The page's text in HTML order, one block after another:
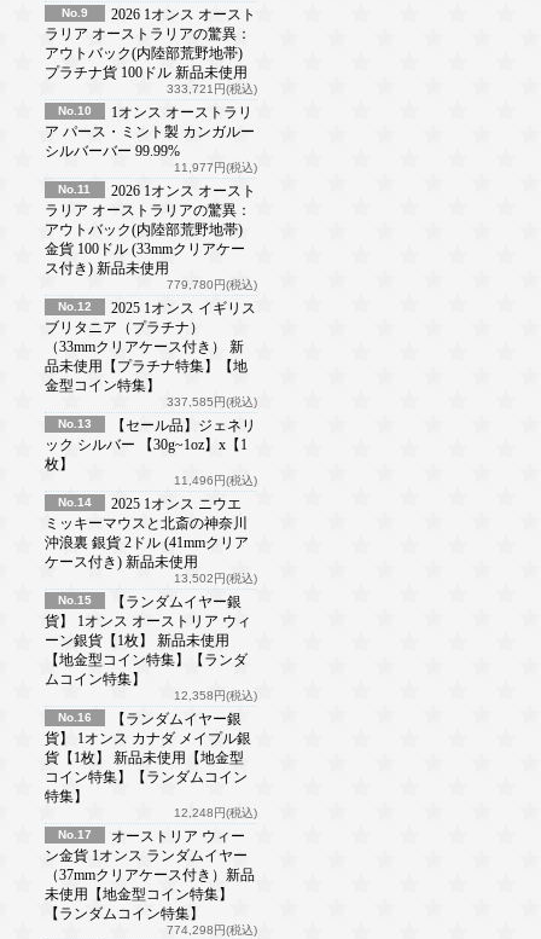
No.9
2026 1オンス オースト
ラリア オーストラリアの驚異：
アウトバック(内陸部荒野地帯)
プラチナ貨 100ドル 新品未使用
333,721円(税込)
No.10
1オンス オーストラリ
ア パース・ミント製 カンガルー
シルバーバー 99.99%
11,977円(税込)
No.11
2026 1オンス オースト
ラリア オーストラリアの驚異：
アウトバック(内陸部荒野地帯)
金貨 100ドル (33mmクリアケー
ス付き) 新品未使用
779,780円(税込)
No.12
2025 1オンス イギリス
ブリタニア（プラチナ）
（33mmクリアケース付き） 新
品未使用【プラチナ特集】【地
金型コイン特集】
337,585円(税込)
No.13
【セール品】ジェネリ
ック シルバー 【30g~1oz】x【1
枚】
11,496円(税込)
No.14
2025 1オンス ニウエ
ミッキーマウスと北斎の神奈川
沖浪裏 銀貨 2ドル (41mmクリア
ケース付き) 新品未使用
13,502円(税込)
No.15
【ランダムイヤー銀
貨】 1オンス オーストリア ウィ
ーン銀貨【1枚】 新品未使用
【地金型コイン特集】【ランダ
ムコイン特集】
12,358円(税込)
No.16
【ランダムイヤー銀
貨】 1オンス カナダ メイプル銀
貨【1枚】 新品未使用【地金型
コイン特集】【ランダムコイン
特集】
12,248円(税込)
No.17
オーストリア ウィー
ン金貨 1オンス ランダムイヤー
（37mmクリアケース付き）新品
未使用【地金型コイン特集】
【ランダムコイン特集】
774,298円(税込)